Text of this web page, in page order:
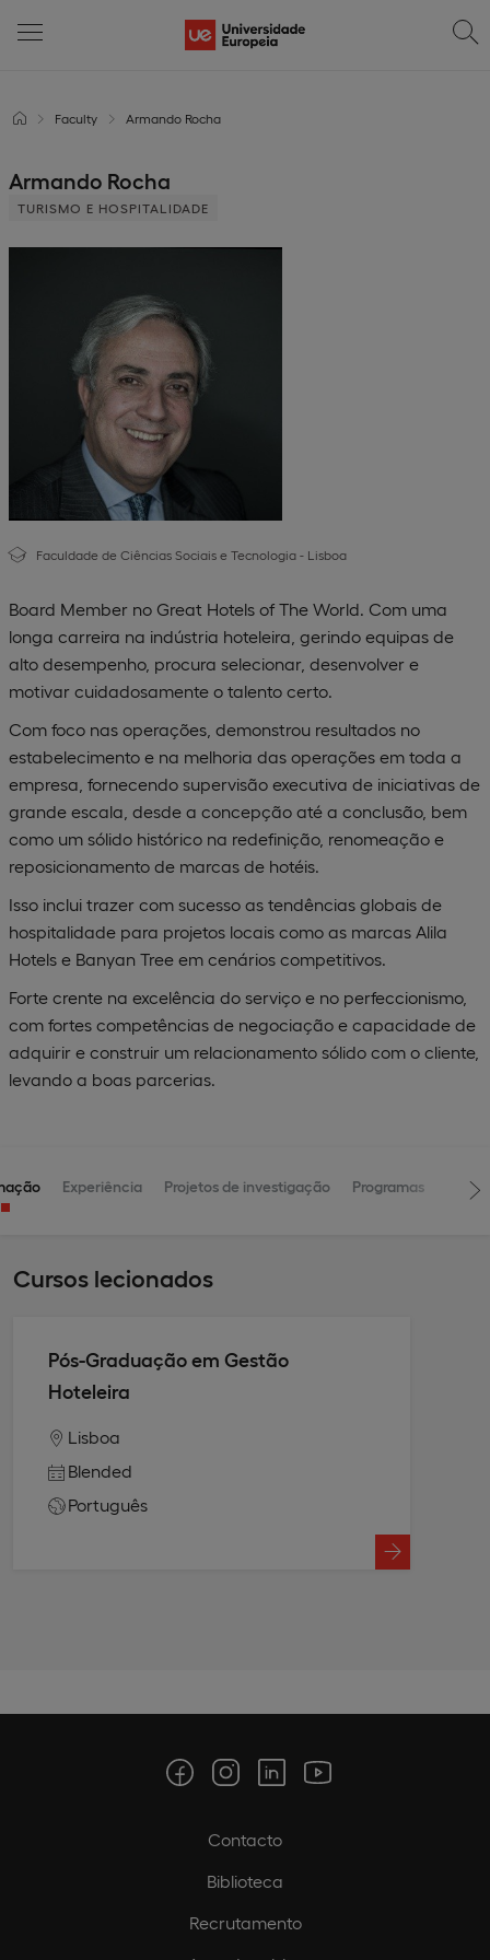
Faculty Armando Rocha
Faculdade de Ciências Sociais e Tecnologia - Lisboa
Board Member no Great Hotels of The World. Com uma
longa carreira na indústria hoteleira, gerindo equipas de
alto desempenho, procura selecionar, desenvolver e
motivar cuidadosamente o talento certo.
Com foco nas operações, demonstrou resultados no
estabelecimento e na melhoria das operações em toda a
empresa, fornecendo supervisão executiva de iniciativas de
grande escala, desde a concepção até a conclusão, bem
como um sólido histórico na redefinição, renomeação e
reposicionamento de marcas de hotéis.
Isso inclui trazer com sucesso as tendências globais de
hospitalidade para projetos locais como as marcas Alila
Hotels e Banyan Tree em cenários competitivos.
Forte crente na excelência do serviço e no perfeccionismo,
com fortes competências de negociação e capacidade de
adquirir e construir um relacionamento sólido com o cliente,
levando a boas parcerias.
Armando Rocha
TURISMO E HOSPITALIDADE
Experiência Projetos de investigação Programas
Cursos lecionados
Pós-Graduação em Gestão
Hoteleira
Lisboa
Blended
Português
Contacto
Biblioteca
Recrutamento